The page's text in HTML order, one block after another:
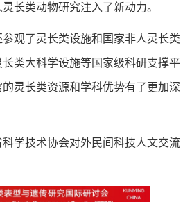
灵长类动物研究注入了新动力。
参观了灵长类设施和国家非人灵长类
长类大科学设施等国家级科研支撑平
灵长类资源和学科优势有了 更加深
科学技术协会对外民间科技人文交流